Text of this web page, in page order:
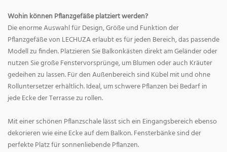
Wohin können Pflanzgefäße platziert werden?
Die enorme Auswahl für Design, Größe und Funktion der
Pflanzgefäße von LECHUZA erlaubt es für jeden Bereich, das passende
Modell zu finden. Platzieren Sie Balkonkästen direkt am Geländer oder
nutzen Sie große Fenstervorsprünge, um Blumen oder auch Kräuter
gedeihen zu lassen. Für den Außenbereich sind Kübel mit und ohne
Rolluntersetzer erhältlich. Ideal, um schwere Pflanzen bei Bedarf in
jede Ecke der Terrasse zu rollen.
Mit einer schönen Pflanzschale lässt sich ein Eingangsbereich ebenso
dekorieren wie eine Ecke auf dem Balkon. Fensterbänke sind der
perfekte Platz für sonnenliebende Pflanzen.